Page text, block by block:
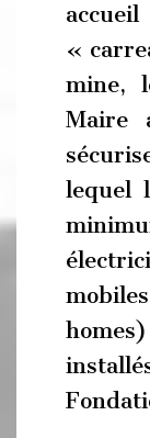
«
mine,
Maire
lequel